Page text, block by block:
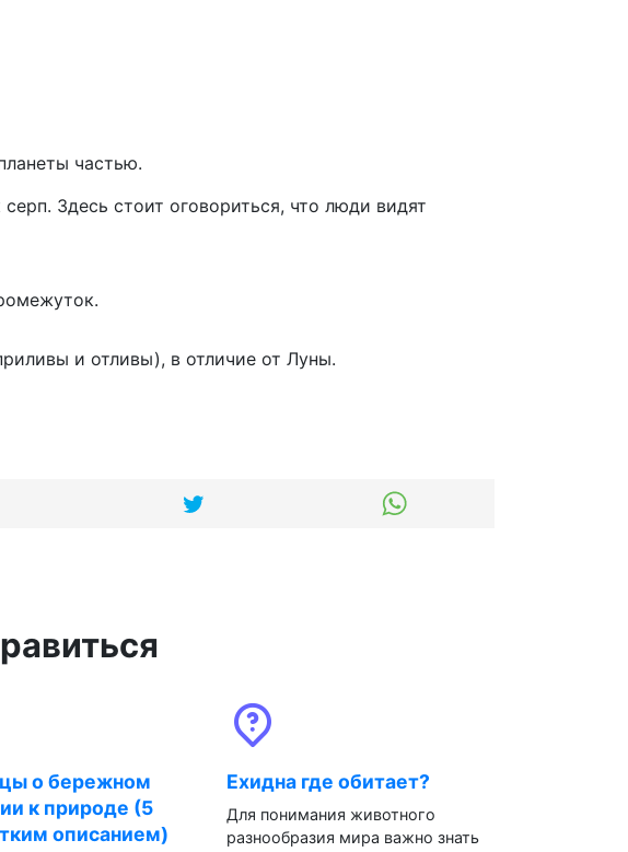
частью.
Здесь стоит оговориться, что люди видят
и отливы), в отличие от Луны.
о бережном
к природе (5
описанием)
Ехидна где обитает?
Для понимания животного
разнообразия мира важно знать